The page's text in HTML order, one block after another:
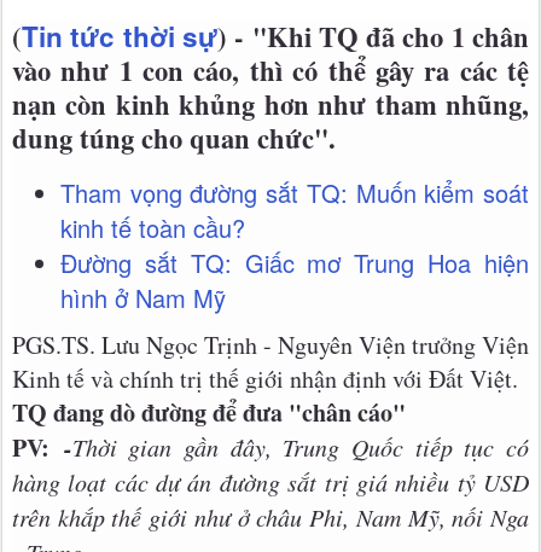
(Tin tức thời sự) - "Khi TQ đã cho 1 chân
vào như 1 con cáo, thì có thể gây ra các tệ
nạn còn kinh khủng hơn như tham nhũng,
dung túng cho quan chức".
Tham vọng đường sắt TQ: Muốn kiểm soát
kinh tế toàn cầu?
Đường sắt TQ: Giấc mơ Trung Hoa hiện
hình ở Nam Mỹ
PGS.TS. Lưu Ngọc Trịnh - Nguyên Viện trưởng Viện
Kinh tế và chính trị thế giới nhận định với Đất Việt.
TQ đang dò đường để đưa "chân cáo"
PV: -Thời gian gần đây, Trung Quốc tiếp tục có
hàng loạt các dự án đường sắt trị giá nhiều tỷ USD
trên khắp thế giới như ở châu Phi, Nam Mỹ, nối Nga